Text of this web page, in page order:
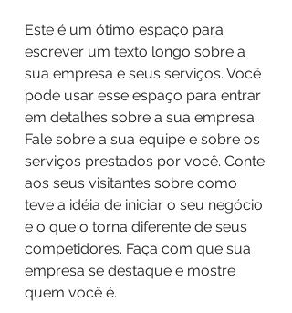
Este é um ótimo espaço para
escrever um texto longo sobre a
sua empresa e seus serviços. Você
pode usar esse espaço para entrar
em detalhes sobre a sua empresa.
Fale sobre a sua equipe e sobre os
serviços prestados por você. Conte
aos seus visitantes sobre como
teve a idéia de iniciar o seu negócio
e o que o torna diferente de seus
competidores. Faça com que sua
empresa se destaque e mostre
quem você é.